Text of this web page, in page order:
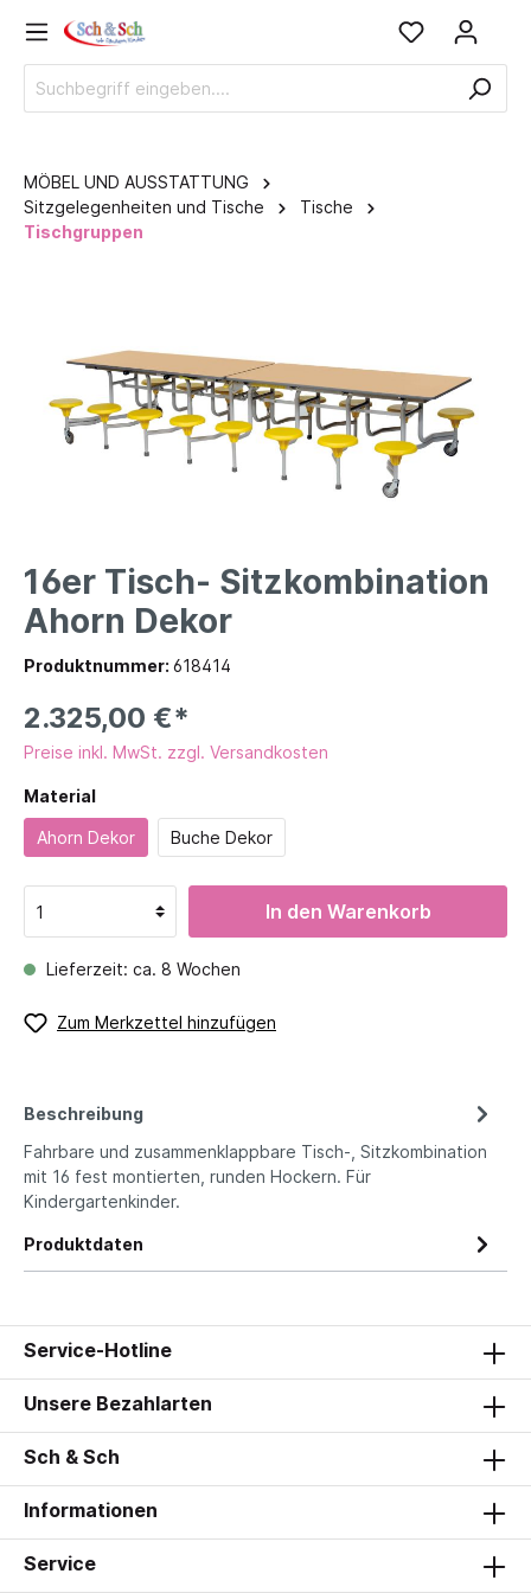
MÖBEL UND AUSSTATTUNG
Sitzgelegenheiten und Tische
Tische
Tischgruppen
16er Tisch- Sitzkombination
Ahorn Dekor
Produktnummer: 618414
2.325,00 €*
Preise inkl. MwSt. zzgl. Versandkosten
Material
Ahorn Dekor Buche Dekor
In den Warenkorb
Lieferzeit: ca. 8 Wochen
Zum Merkzettel hinzufügen
Beschreibung
Fahrbare und zusammenklappbare Tisch-, Sitzkombination
mit 16 fest montierten, runden Hockern. Für
Kindergartenkinder.
Produktdaten
Service-Hotline
Unsere Bezahlarten
Sch & Sch
Informationen
Service